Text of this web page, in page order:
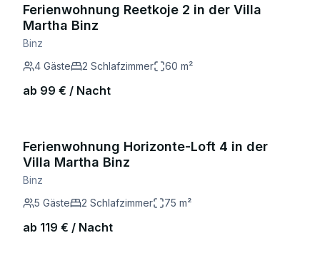
Ferienwohnung Reetkoje 2 in der Villa
Martha Binz
Binz
4 Gäste 2 Schlafzimmer 60 m²
ab 99 € / Nacht
Ferienwohnung Horizonte-Loft 4 in der
Villa Martha Binz
Binz
5 Gäste 2 Schlafzimmer 75 m²
ab 119 € / Nacht